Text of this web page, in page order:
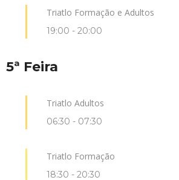
Triatlo Formação e Adultos
19:00 - 20:00
5ª Feira
Triatlo Adultos
06:30 - 07:30
Triatlo Formação
18:30 - 20:30